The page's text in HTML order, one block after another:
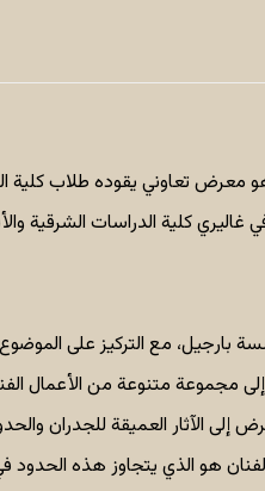
تعاوني يقوده طلاب كلية
مع التركيز على
مجموعة متنوعة من الأعمال
الآثار العميقة للجدران